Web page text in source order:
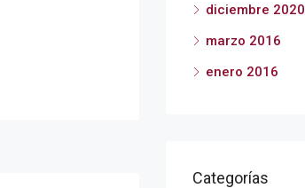
diciembre 2020
marzo 2016
enero 2016
Categorías